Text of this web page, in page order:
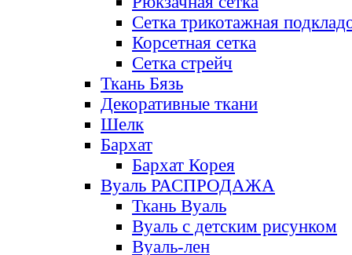
Сетка трикотажная
Корсетная сетка
Сетка стрейч
Ткань Бязь
Декоративные ткани
Шелк
Бархат
Бархат Корея
Вуаль РАСПРОДАЖА
Ткань Вуаль
Вуаль с детским рисунком
Вуаль-лен